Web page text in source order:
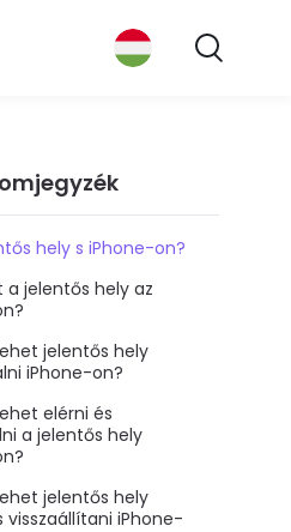
hely s iPhone-on?
a jelentős hely az
jelentős hely
iPhone-on?
elérni és
a jelentős hely
jelentős hely
visszaállítani iPhone-